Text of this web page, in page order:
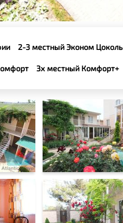
2-3 местный Эконом Цоколь
3х местный Комфорт+